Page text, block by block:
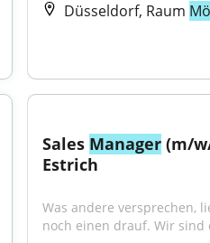
Düsseldorf, Raum
Sales Manager (m/
Estrich
Was andere versprechen,
noch einen drauf. Wir sind